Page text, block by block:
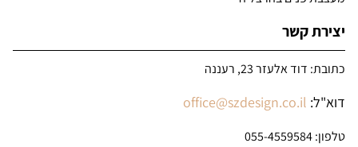
יצירת קשר
כתובת: דוד אלעזר 23, רעננה
דוא"ל: office@szdesign.co.il
טלפון: